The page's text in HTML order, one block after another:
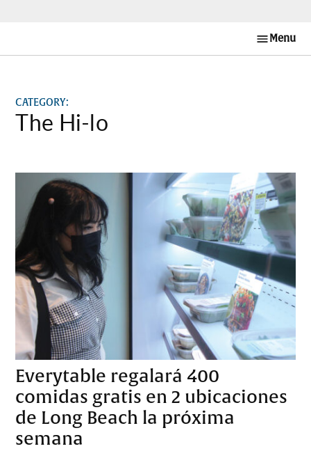
to
Español
Menu
CATEGORY:
The Hi-lo
Everytable regalará 400
comidas gratis en 2 ubicaciones
de Long Beach la próxima
semana